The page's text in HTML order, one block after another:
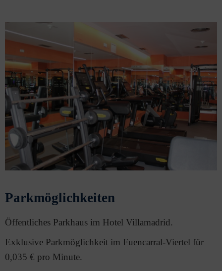
Parkmöglichkeiten
Öffentliches Parkhaus im Hotel Villamadrid.
Exklusive Parkmöglichkeit im Fuencarral-Viertel für
0,035 € pro Minute.